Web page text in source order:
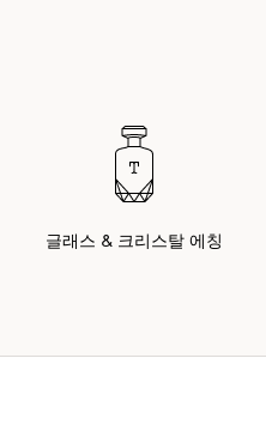
글래스 & 크리스탈 에칭